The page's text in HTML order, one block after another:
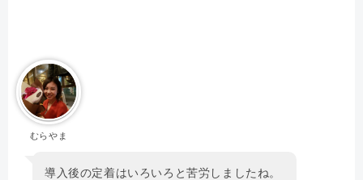
むらやま
導入後の定着はいろいろと苦労しましたね。